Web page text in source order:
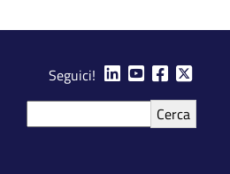
Seguici!